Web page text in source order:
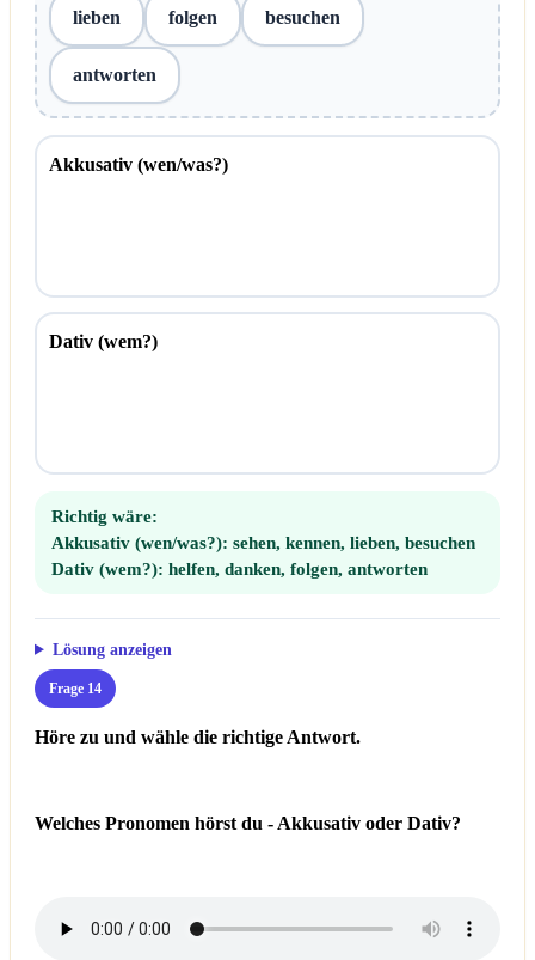
lieben folgen besuchen
antworten
Akkusativ (wen/was?)
Dativ (wem?)
Richtig wäre:
Akkusativ (wen/was?): sehen, kennen, lieben, besuchen
Dativ (wem?): helfen, danken, folgen, antworten
Lösung anzeigen
Frage 14
Höre zu und wähle die richtige Antwort.
Welches Pronomen hörst du - Akkusativ oder Dativ?